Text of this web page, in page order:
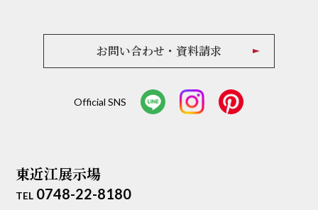
お問い合わせ・資料請求
Official SNS
東近江展示場
TEL 0748-22-8180